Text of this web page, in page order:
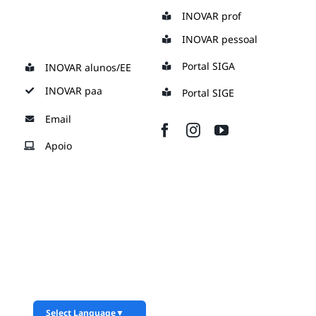
content
INOVAR prof
INOVAR pessoal
INOVAR alunos/EE
INOVAR paa
Portal SIGA
Portal SIGE
Email
Apoio
Select Language▼